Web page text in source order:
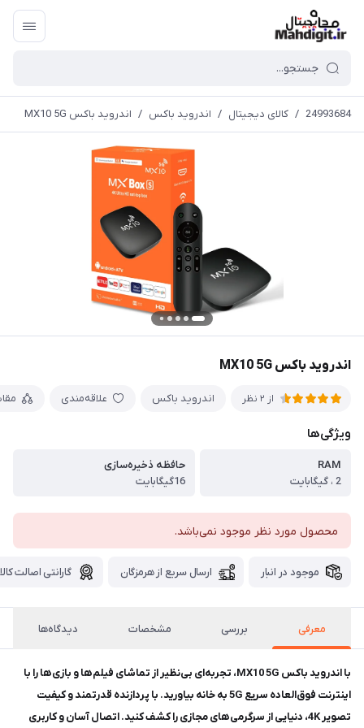
24993684
/ کالای دیجیتال / اندروید باکس / اندروید باکس MX10 5G
اندروید باکس MX10 5G
از 2 نظر اندروید باکس علاقه‌مندی
ویژگی‌ها
RAM
2 ، گیگابایت
حافظه ذخیره‌سازی
16گیگابایت
محصول مورد نظر موجود نمی‌باشد.
موجود در انبار ارسال سریع از هرمزگان گارانتی اصالت کالا
معرفی بررسی مشخصات دیدگاه‌ها
با اندروید باکس MX10 5G، تجربه‌ای بی‌نظیر از تماشای فیلم‌ها و بازی‌ها را با
اینترنت فوق‌العاده سریع 5G به خانه بیاورید. با پردازنده قدرتمند و کیفیت
تصویر 4K، دنیایی از سرگرمی‌های مجازی را کشف کنید. اتصال آسان و کاربری